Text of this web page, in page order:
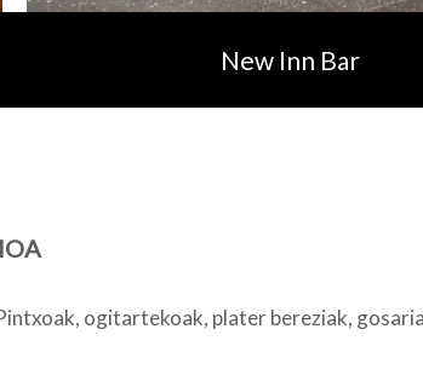
New Inn Bar
ogitartekoak, plater bereziak,